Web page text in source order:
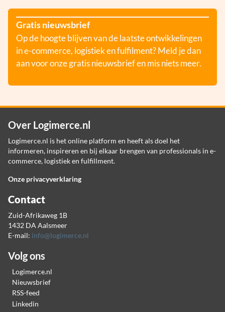
Gratis nieuwsbrief
Op de hoogte blijven van de laatste ontwikkelingen
in e-commerce, logistiek en fulfilment? Meld je dan
aan voor onze gratis nieuwsbrief en mis niets meer.
Over Logimerce.nl
Logimerce.nl is het online platform en heeft als doel het
informeren, inspireren en bij elkaar brengen van professionals in e-
commerce, logistiek en fulfillment.
Onze privacyverklaring
Contact
Zuid-Afrikaweg 1B
1432 DA Aalsmeer
E-mail: info@logimerce.nl
Volg ons
Logimerce.nl
Nieuwsbrief
RSS-feed
Linkedin